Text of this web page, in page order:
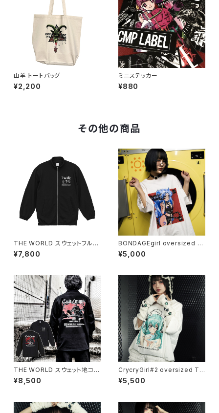
山羊 トートバッグ
¥2,200
ミニステッカー
¥880
その他の商品
THE WORLD スウェットフルジ
ップスタンドブルゾン（公式サイ
ト限定SPOT ITEM）
¥7,800
BONDAGEgirl oversized T-
shirt（yam-yamBRAINS）
¥5,000
THE WORLD スウェット地コー
チジャケット（公式サイト限定SP
OT ITEM）
¥8,500
CrycryGirl#2 oversized T-
shirt
¥5,500